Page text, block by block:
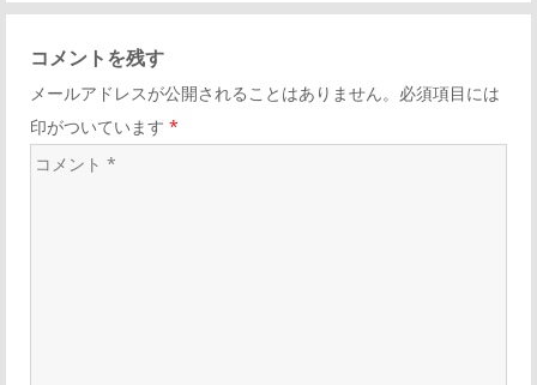
ビ
ゲ
ー
コメントを残す
メールアドレスが公開されることはありません。必須項目には
印がついています *
コ